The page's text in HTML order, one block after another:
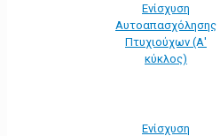
Ενίσχυση
Αυτοαπασχόλησης
Πτυχιούχων (Α'
κύκλος)
Ενίσχυση